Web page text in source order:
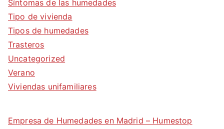
Síntomas de las humedades
Tipo de vivienda
Tipos de humedades
Trasteros
Uncategorized
Verano
Viviendas unifamiliares
Empresa de Humedades en Madrid – Humestop